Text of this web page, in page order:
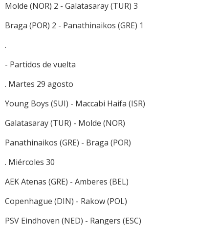
Molde (NOR) 2 - Galatasaray (TUR) 3
Braga (POR) 2 - Panathinaikos (GRE) 1
.
- Partidos de vuelta
. Martes 29 agosto
Young Boys (SUI) - Maccabi Haifa (ISR)
Galatasaray (TUR) - Molde (NOR)
Panathinaikos (GRE) - Braga (POR)
. Miércoles 30
AEK Atenas (GRE) - Amberes (BEL)
Copenhague (DIN) - Rakow (POL)
PSV Eindhoven (NED) - Rangers (ESC)